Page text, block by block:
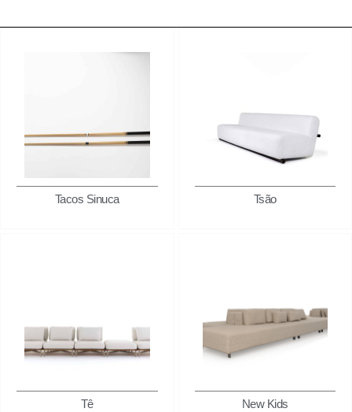
Tacos Sinuca Tsão
Tê New Kids